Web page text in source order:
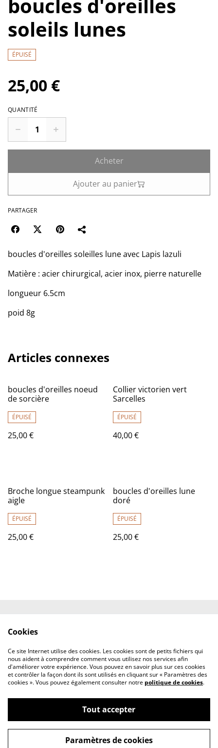
boucles d'oreilles
soleils lunes
ÉPUISÉ
25,00 €
QUANTITÉ
Acheter
Ajouter au panier
PARTAGER
boucles d'oreilles soleilles lune avec Lapis lazuli
Matière : acier chirurgical, acier inox, pierre naturelle
longueur 6.5cm
poid 8g
Articles connexes
boucles d'oreilles noeud
de sorcière
ÉPUISÉ
25,00 €
Collier victorien vert
Sarcelles
ÉPUISÉ
40,00 €
Broche longue steampunk
aigle
ÉPUISÉ
25,00 €
boucles d'oreilles lune
doré
ÉPUISÉ
25,00 €
confidentialité
À propos de nous
©2026Les merveilles de vigeli'art
Cookies
Ce site Internet utilise des cookies. Les cookies sont de petits fichiers qui
nous aident à comprendre comment vous utilisez nos services afin
d'améliorer votre expérience. Vous pouvez en savoir plus sur ces cookies
et contrôler la façon dont ils sont utilisés en cliquant sur « Paramètres des
cookies ». Vous pouvez également consulter notre politique de cookies.
Tout accepter
Paramètres de cookies